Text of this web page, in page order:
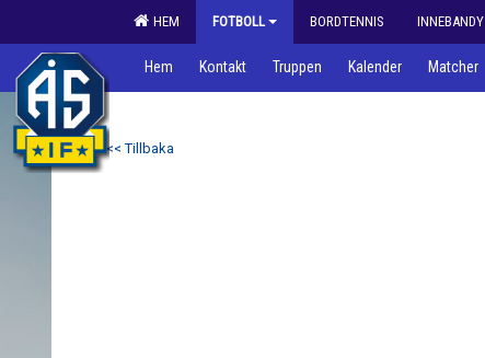
HEM FOTBOLL BORDTENNIS INNEBANDY
Hem Kontakt Truppen Kalender Matcher
<< Tillbaka